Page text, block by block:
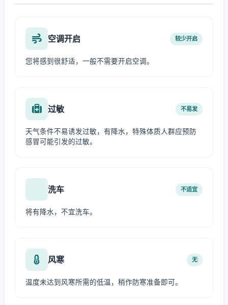
空调开启 较少开启
您将感到很舒适，一般不需要开启空调。
过敏 不易发
天气条件不易诱发过敏，有降水，特殊体质人群应预防
感冒可能引发的过敏。
洗车 不适宜
将有降水，不宜洗车。
风寒 无
温度未达到风寒所需的低温，稍作防寒准备即可。